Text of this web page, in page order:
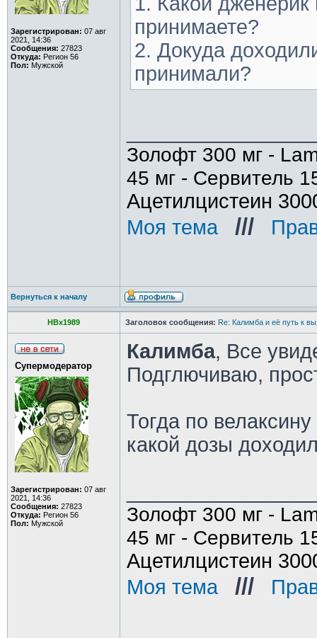
Зарегистрирован: 07 авг
2021, 14:36
Сообщения: 27823
Откуда: Регион 56
Пол: Мужской
принимаете?
2. Докуда
принимали?
Золофт 300 мг -
45 мг - Сервитель
Ацетилцистеин
Моя тема_ ///
Вернуться к началу
HBx1989 Заголовок сообщения: Re: Калимба и её путь к
Супермодератор
Зарегистрирован: 07 авг
2021, 14:36
Сообщения: 27823
Откуда: Регион 56
Пол: Мужской
Калимба, Все
Подглючиваю,
Тогда по велаксину
какой дозы
Золофт 300 мг -
45 мг - Сервитель
Ацетилцистеин
Моя тема_ ///